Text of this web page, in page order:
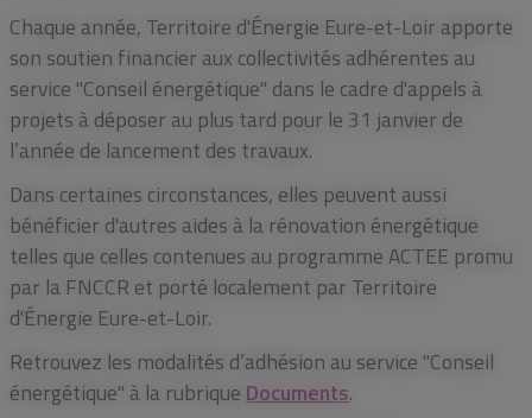
Chaque année, Territoire d'Énergie Eure-et-Loir apporte
son soutien financier aux collectivités adhérentes au
service "Conseil énergétique" dans le cadre d'appels à
projets à déposer au plus tard pour le 31 janvier de
l’année de lancement des travaux.
Dans certaines circonstances, elles peuvent aussi
bénéficier d'autres aides à la rénovation énergétique
telles que celles contenues au programme ACTEE promu
par la FNCCR et porté localement par Territoire
d'Énergie Eure-et-Loir.
Retrouvez les modalités d’adhésion au service "Conseil
énergétique" à la rubrique Documents.